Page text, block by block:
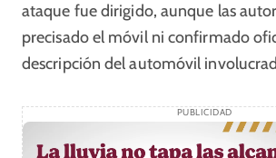
ataque fue dirigido, aunque las
precisado el móvil ni confirmado
descripción del automóvil
PUBLICIDAD